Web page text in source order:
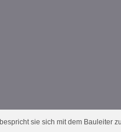
sie sich mit dem Bauleiter